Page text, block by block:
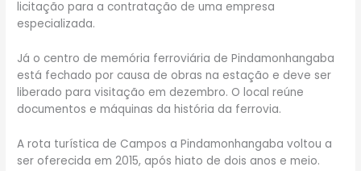
licitação para a contratação de uma empresa
especializada.
Já o centro de memória ferroviária de Pindamonhangaba
está fechado por causa de obras na estação e deve ser
liberado para visitação em dezembro. O local reúne
documentos e máquinas da história da ferrovia.
A rota turística de Campos a Pindamonhangaba voltou a
ser oferecida em 2015, após hiato de dois anos e meio.